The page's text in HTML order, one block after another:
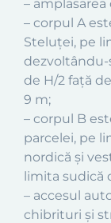
–
– corpul A
Steluţei, pe
dezvoltându-
de H/2 faţă
9 m;
– corpul B
parcelei, pe
nordică şi
limita sudică
– accesul
chibrituri şi